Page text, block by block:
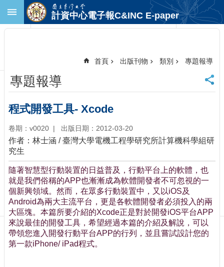
跳到主要內容區塊
首
頁
臺
大
首
頁
計
中
首
頁
聯
絡
資
訊
訂
計資中心電子報C&INC E-paper
首頁 出版刊物 類別 專題報導
專題報導
程式開發工具- Xcode
卷期：v0020 出版日期：2012-03-20
作者：林士涵 / 臺灣大學電機工程學研究所計算機科學組研
究生
隨著智慧型行動裝置的日益普及，行動平台上的軟體，也
就是我們俗稱的APP也漸漸成為軟體開發者不可忽視的一
個新興領域。然而，在眾多行動裝置中，又以iOS及
Android為兩大主流平台，更是各軟體開發者必須投入的兩
大區塊。本篇所要介紹的Xcode正是對於開發iOS平台APP
來說最佳的開發工具，希望經過本篇的介紹及解說，可以
帶領您進入開發行動平台APP的行列，並且嘗試設計您的
第一款iPhone/ iPad程式。